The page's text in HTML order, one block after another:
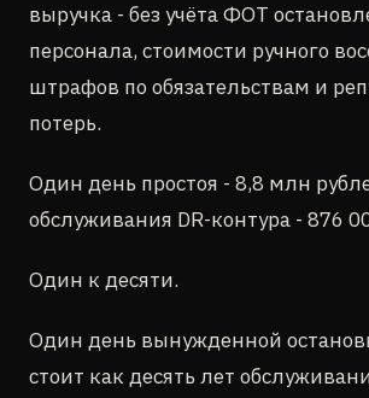
выручка - без учёта ФОТ
персонала, стоимости ручного
штрафов по обязательствам и
потерь.
Один день простоя - 8,8 млн
обслуживания DR-контура - 876
Один к десяти.
Один день вынужденной
стоит как десять лет